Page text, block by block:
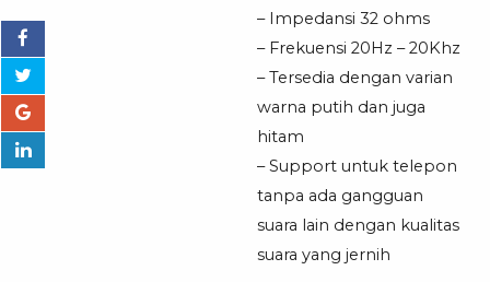
– Impedansi 32 ohms
– Frekuensi 20Hz – 20Khz
– Tersedia dengan varian
warna putih dan juga
hitam
– Support untuk telepon
tanpa ada gangguan
suara lain dengan kualitas
suara yang jernih